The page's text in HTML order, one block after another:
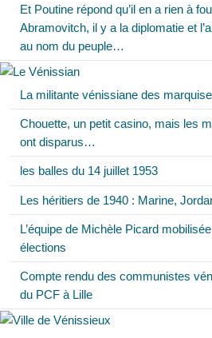
Et Poutine répond qu’il en a rien à
Abramovitch, il y a la diplomatie et
au nom du peuple…
La militante vénissiane des
Chouette, un petit casino, mais les
ont disparus…
les balles du 14 juillet 1953
Les héritiers de 1940 : Marine,
L’équipe de Michèle Picard
élections
Compte rendu des communistes
du PCF à Lille